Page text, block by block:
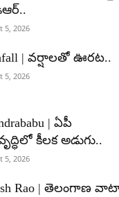
5, 2026
| వర్షాలతో ఊరట..
5, 2026
| ఏపీ
కీలక అడుగు..
5, 2026
Rao | తెలంగాణ